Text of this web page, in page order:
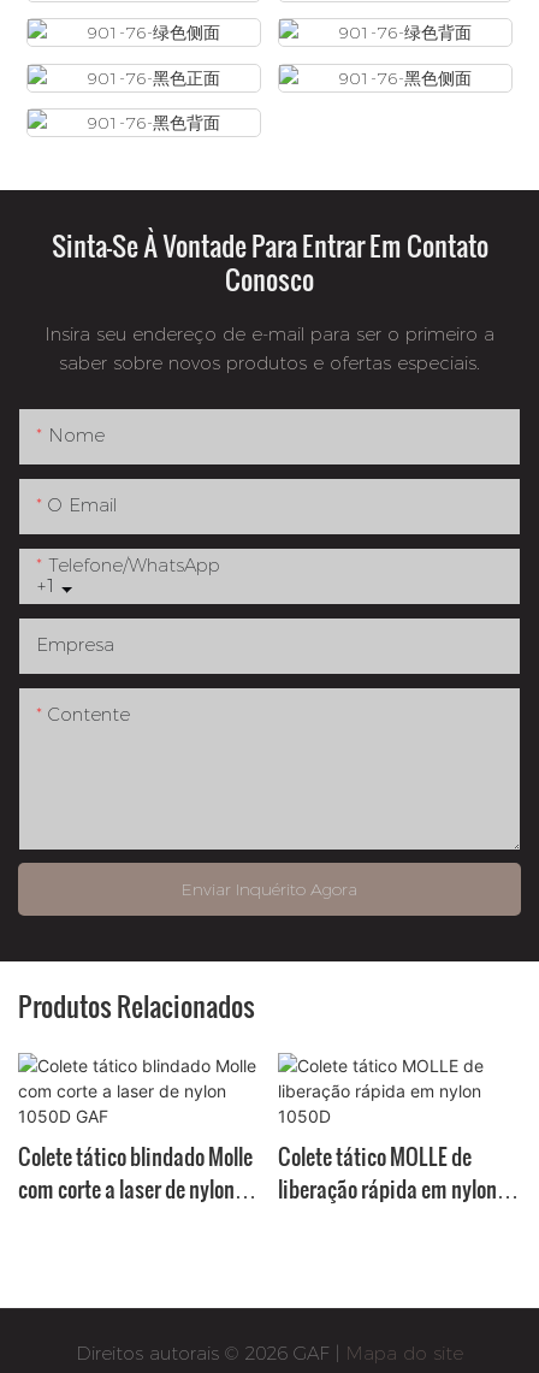
Sinta-Se À Vontade Para Entrar Em Contato
Conosco
Insira seu endereço de e-mail para ser o primeiro a
saber sobre novos produtos e ofertas especiais.
Nome
O Email
+1
Telefone/whatsApp
Empresa
Contente
Enviar Inquérito Agora
Produtos Relacionados
Colete tático blindado Molle
com corte a laser de nylon
Colete tático MOLLE de
liberação rápida em nylon
Direitos autorais © 2026 GAF | Mapa do site